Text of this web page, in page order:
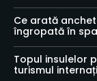
Ce arată
îngropată în
Topul insulelor
turismul